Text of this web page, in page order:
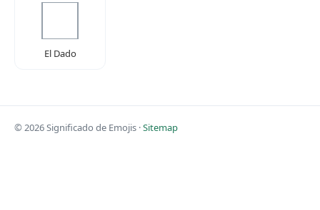
El Dado
© 2026 Significado de Emojis ·Sitemap